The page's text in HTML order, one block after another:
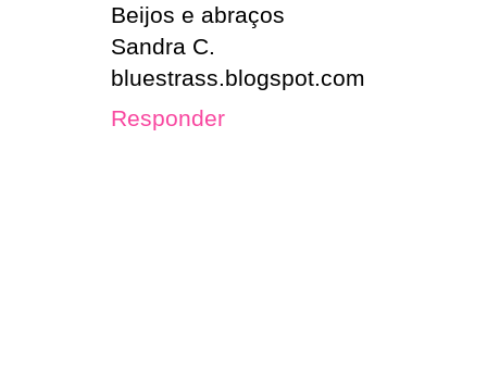
Beijos e abraços
Sandra C.
bluestrass.blogspot.com
Responder